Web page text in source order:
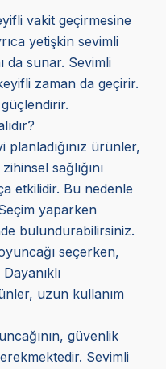
vakit geçirmesine
yetişkin sevimli
da sunar. Sevimli
zaman da geçirir.
planladığınız ürünler,
sağlığını
etkilidir. Bu nedenle
yaparken
bulundurabilirsiniz.
seçerken,
uzun kullanım
güvenlik
Sevimli